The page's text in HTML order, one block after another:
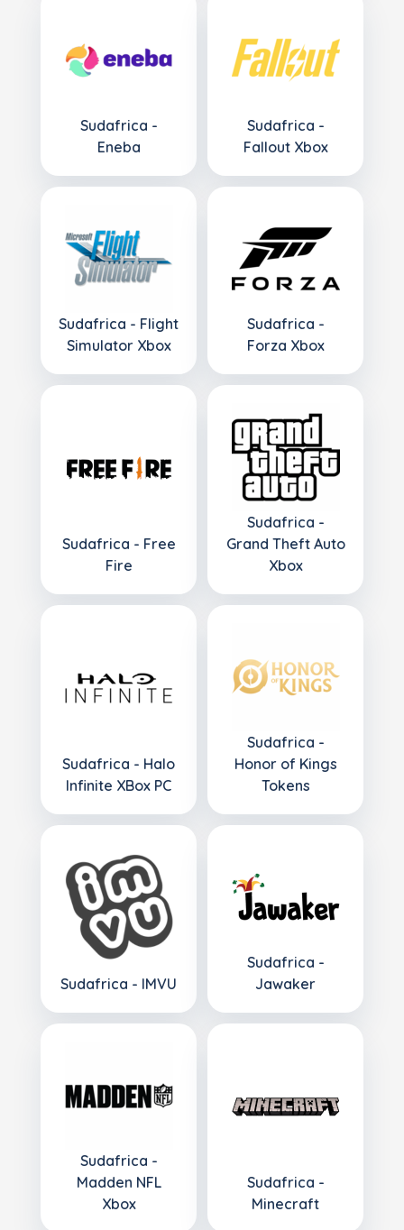
Sudafrica -
Eneba
Sudafrica -
Fallout Xbox
Sudafrica - Flight
Simulator Xbox
Sudafrica -
Forza Xbox
Sudafrica - Free
Fire
Sudafrica -
Grand Theft Auto
Xbox
Sudafrica - Halo
Infinite XBox PC
Sudafrica -
Honor of Kings
Tokens
Sudafrica - IMVU
Sudafrica -
Jawaker
Sudafrica -
Madden NFL
Xbox
Sudafrica -
Minecraft